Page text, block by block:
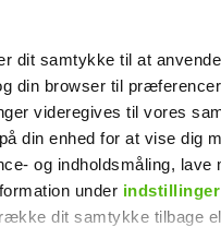
dit samtykke til at
din browser til
videregives til vores
din enhed for at vise dig
og indholdsmåling, lave
under indstillinger
dit samtykke tilbage
Elbæk tabt sig